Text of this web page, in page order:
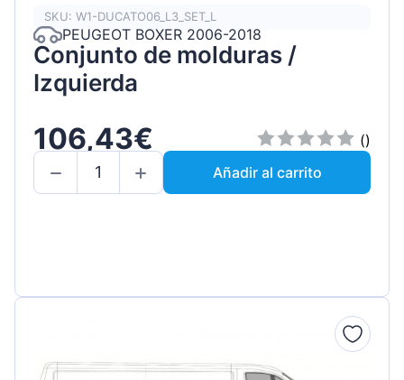
SKU: W1-DUCATO06_L3_SET_L
PEUGEOT BOXER 2006-2018
Conjunto de molduras /
Izquierda
106,43€
()
Añadir al carrito